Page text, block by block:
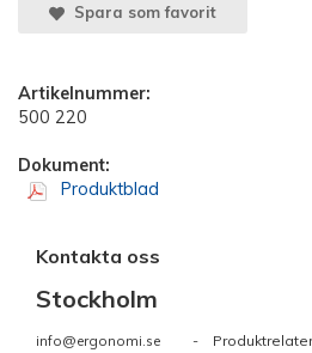
Spara som favorit
Artikelnummer:
500 220
Dokument:
Produktblad
Kontakta oss
Stockholm
info@ergonomi.se -